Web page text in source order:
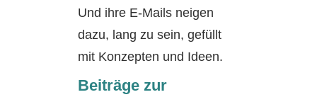
Und ihre E-Mails neigen
dazu, lang zu sein, gefüllt
mit Konzepten und Ideen.
Beiträge zur